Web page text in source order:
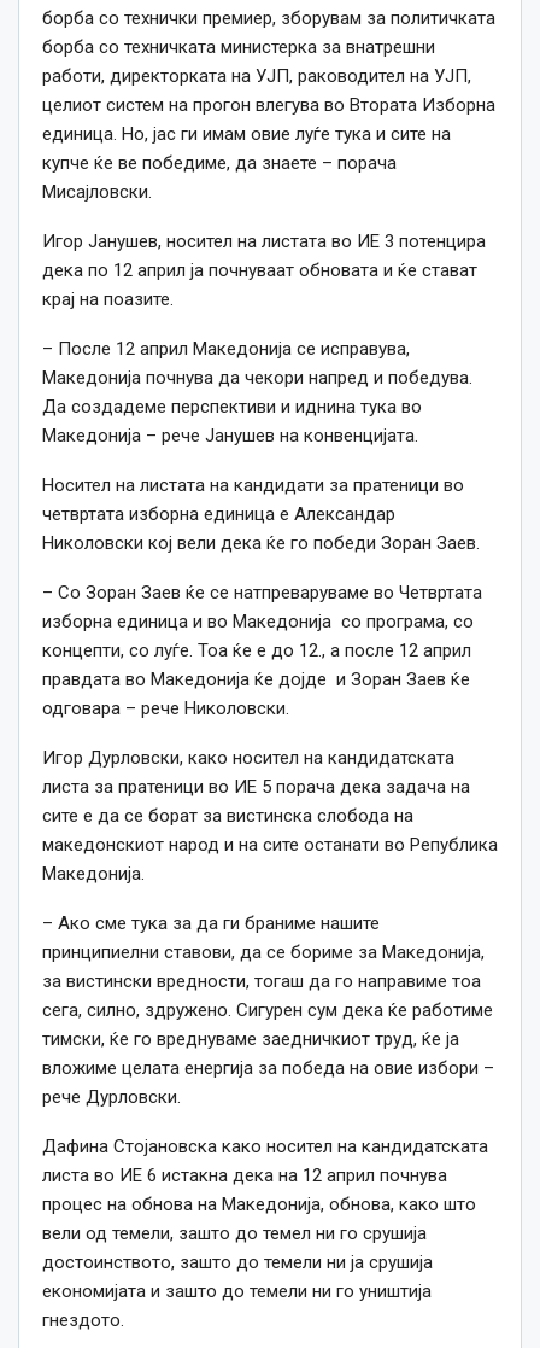
борба со технички премиер, зборувам за политичката
борба со техничката министерка за внатрешни
работи, директорката на УЈП, раководител на УЈП,
целиот систем на прогон влегува во Втората Изборна
единица. Но, јас ги имам овие луѓе тука и сите на
купче ќе ве победиме, да знаете – порача
Мисајловски.
Игор Јанушев, носител на листата во ИЕ 3 потенцира
дека по 12 април ја почнуваат обновата и ќе стават
крај на поазите.
– После 12 април Македонија се исправува,
Македонија почнува да чекори напред и победува.
Да создадеме перспективи и иднина тука во
Македонија – рече Јанушев на конвенцијата.
Носител на листата на кандидати за пратеници во
четвртата изборна единица е Александар
Николовски кој вели дека ќе го победи Зоран Заев.
– Со Зоран Заев ќе се натпреваруваме во Четвртата
изборна единица и во Македонија со програма, со
концепти, со луѓе. Тоа ќе е до 12., а после 12 април
правдата во Македонија ќе дојде и Зоран Заев ќе
одговара – рече Николовски.
Игор Дурловски, како носител на кандидатската
листа за пратеници во ИЕ 5 порача дека задача на
сите е да се борат за вистинска слобода на
македонскиот народ и на сите останати во Република
Македонија.
– Ако сме тука за да ги браниме нашите
принципиелни ставови, да се бориме за Македонија,
за вистински вредности, тогаш да го направиме тоа
сега, силно, здружено. Сигурен сум дека ќе работиме
тимски, ќе го вреднуваме заедничкиот труд, ќе ја
вложиме целата енергија за победа на овие избори –
рече Дурловски.
Дафина Стојановска како носител на кандидатската
листа во ИЕ 6 истакна дека на 12 април почнува
процес на обнова на Македонија, обнова, како што
вели од темели, зашто до темел ни го срушија
достоинството, зашто до темели ни ја срушија
економијата и зашто до темели ни го уништија
гнездото.